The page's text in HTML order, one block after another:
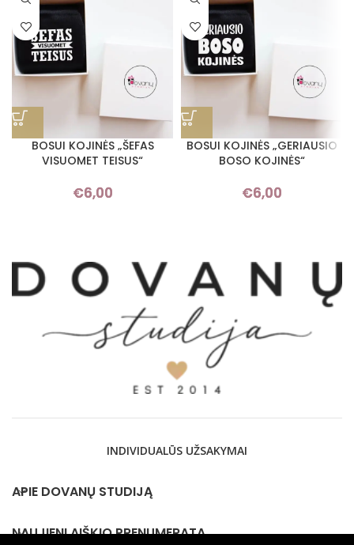
BOSUI KOJINĖS „ŠEFAS
VISUOMET TEISUS“
€6,00
BOSUI KOJINĖS „GERIAUSIO
BOSO KOJINĖS“
€6,00
INDIVIDUALŪS UŽSAKYMAI
APIE DOVANŲ STUDIJĄ
NAUJIENLAIŠKIO PRENUMERATA